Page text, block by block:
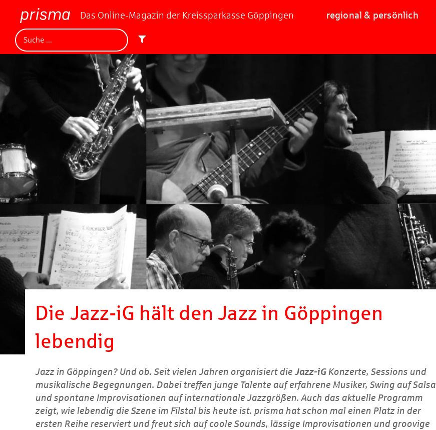
Das Online-Magazin der Kreissparkasse Göppingen regional & persönlich
Die Jazz-iG hält den Jazz in Göppingen
lebendig
Jazz in Göppingen? Und ob. Seit vielen Jahren organisiert dieJazz-iGKonzerte, Sessions und
musikalische Begegnungen. Dabei treffen junge Talente auf erfahrene Musiker, Swing auf Salsa
und spontane Improvisationen auf internationale Jazzgrößen. Auch das aktuelle Programm
zeigt, wie lebendig die Szene im Filstal bis heute ist. prisma hat schon mal einen Platz in der
ersten Reihe reserviert und freut sich auf coole Sounds, lässige Improvisationen und groovige